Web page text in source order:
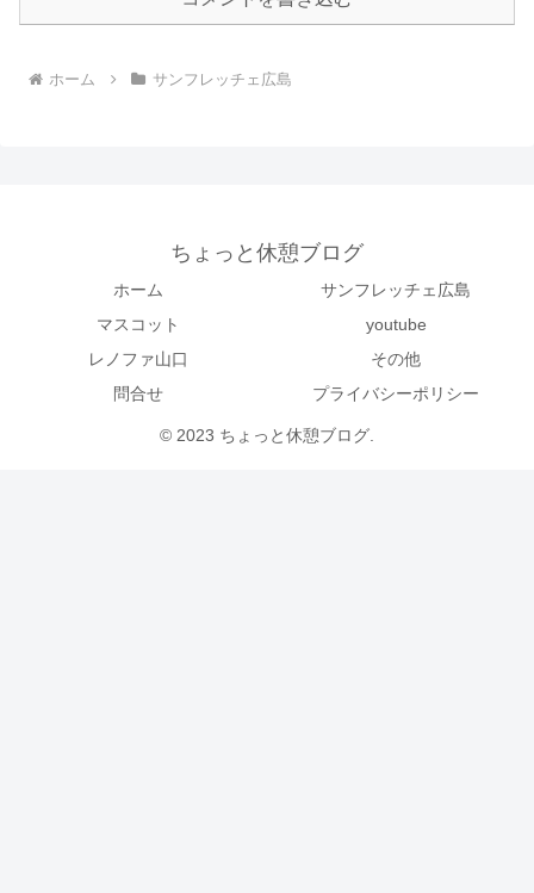
ホーム サンフレッチェ広島
ちょっと休憩ブログ
ホーム
サンフレッチェ広島
マスコット
youtube
レノファ山口
その他
問合せ
プライバシーポリシー
© 2023 ちょっと休憩ブログ.